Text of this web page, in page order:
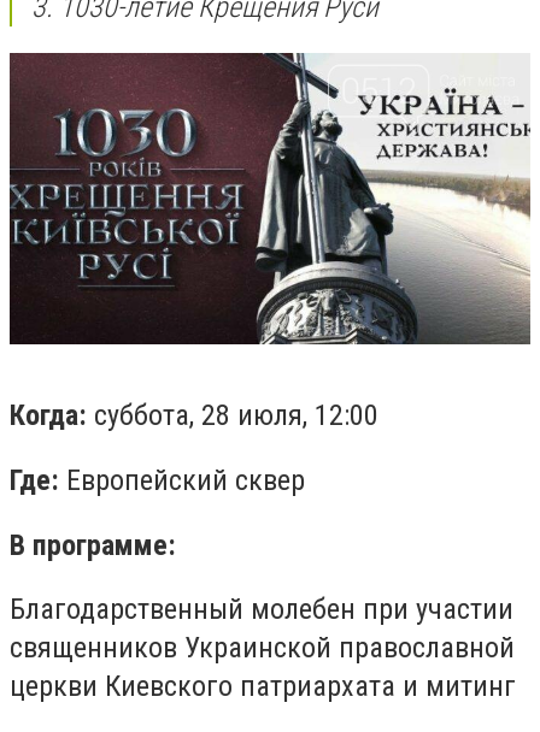
3. 1030-летие Крещения Руси
Когда: суббота, 28 июля, 12:00
Где: Европейский сквер
В программе:
Благодарственный молебен при участии
священников Украинской православной
церкви Киевского патриархата и митинг